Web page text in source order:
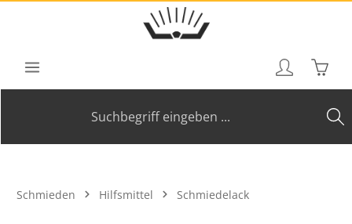
Zum Hauptinhalt springen
Schmieden Hilfsmittel Schmiedelack